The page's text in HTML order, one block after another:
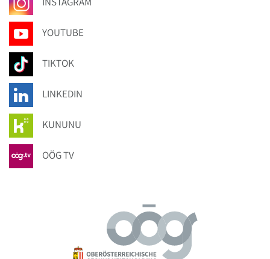
YOUTUBE
TIKTOK
LINKEDIN
KUNUNU
OÖG TV